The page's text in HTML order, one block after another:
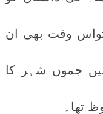
وقت بھی ان
جموں شہر کا
تھا۔